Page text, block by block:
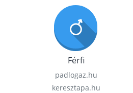
Férfi
padlogaz.hu
keresztapa.hu